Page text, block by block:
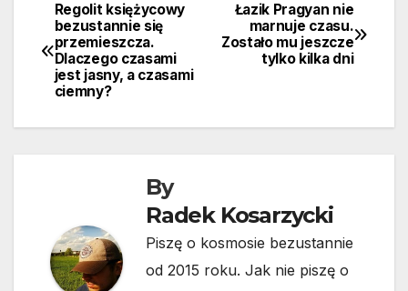
Nawigacja
wpisu
Łazik Pragyan nie
marnuje czasu.
Zostało mu jeszcze
tylko kilka dni
Regolit księżycowy
bezustannie się
przemieszcza.
Dlaczego czasami
jest jasny, a czasami
ciemny?
By
Radek Kosarzycki
Piszę o kosmosie bezustannie
od 2015 roku. Jak nie piszę o